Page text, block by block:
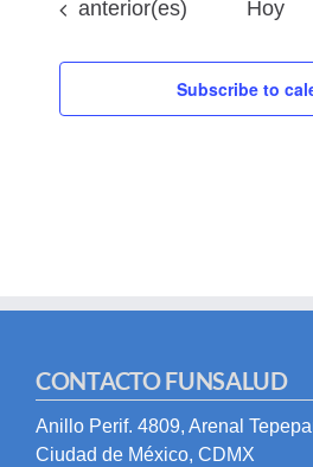
Eventos
anterior(es) Hoy
Subscribe to
CONTACTO FUNSALUD
Anillo Perif. 4809, Arenal
Ciudad de México, CDMX